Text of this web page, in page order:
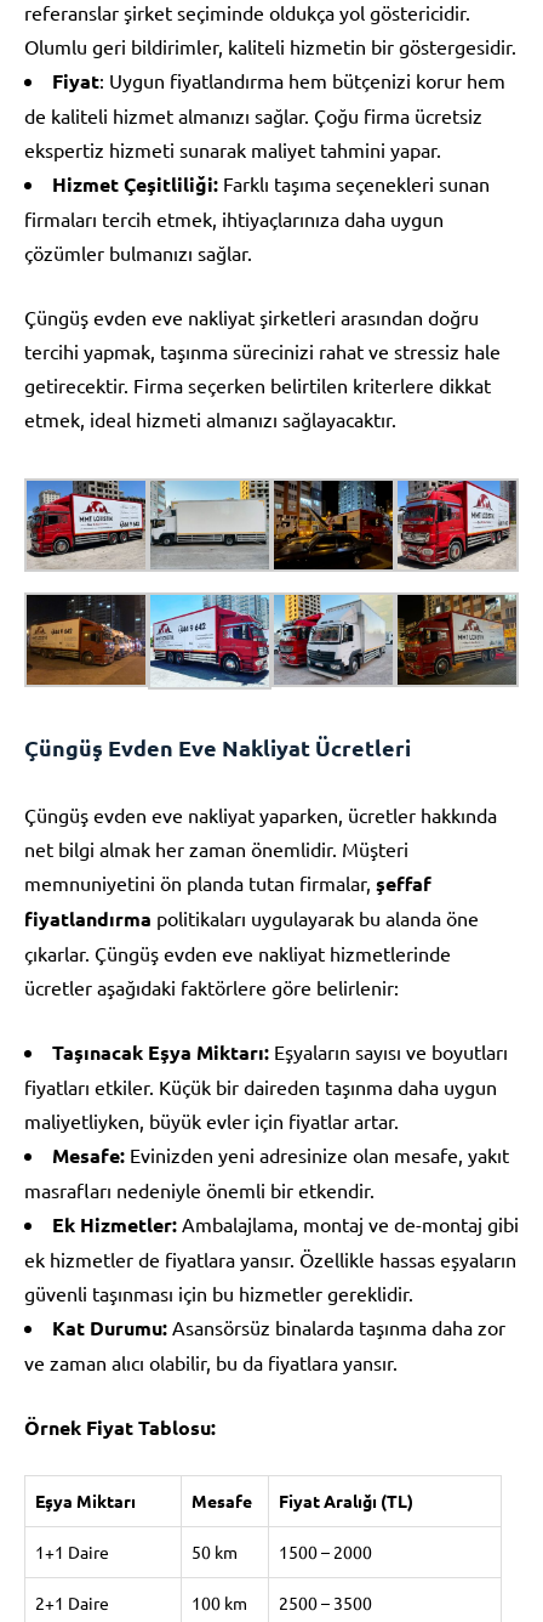
referanslar şirket seçiminde oldukça yol göstericidir.
Olumlu geri bildirimler, kaliteli hizmetin bir göstergesidir.
Fiyat: Uygun fiyatlandırma hem bütçenizi korur hem
de kaliteli hizmet almanızı sağlar. Çoğu firma ücretsiz
ekspertiz hizmeti sunarak maliyet tahmini yapar.
Hizmet Çeşitliliği: Farklı taşıma seçenekleri sunan
firmaları tercih etmek, ihtiyaçlarınıza daha uygun
çözümler bulmanızı sağlar.
Çüngüş evden eve nakliyat şirketleri arasından doğru
tercihi yapmak, taşınma sürecinizi rahat ve stressiz hale
getirecektir. Firma seçerken belirtilen kriterlere dikkat
etmek, ideal hizmeti almanızı sağlayacaktır.
Çüngüş Evden Eve Nakliyat Ücretleri
Çüngüş evden eve nakliyat yaparken, ücretler hakkında
net bilgi almak her zaman önemlidir. Müşteri
memnuniyetini ön planda tutan firmalar, şeffaf
fiyatlandırma politikaları uygulayarak bu alanda öne
çıkarlar. Çüngüş evden eve nakliyat hizmetlerinde
ücretler aşağıdaki faktörlere göre belirlenir:
Taşınacak Eşya Miktarı: Eşyaların sayısı ve boyutları
fiyatları etkiler. Küçük bir daireden taşınma daha uygun
maliyetliyken, büyük evler için fiyatlar artar.
Mesafe: Evinizden yeni adresinize olan mesafe, yakıt
masrafları nedeniyle önemli bir etkendir.
Ek Hizmetler: Ambalajlama, montaj ve de-montaj gibi
ek hizmetler de fiyatlara yansır. Özellikle hassas eşyaların
güvenli taşınması için bu hizmetler gereklidir.
Kat Durumu: Asansörsüz binalarda taşınma daha zor
ve zaman alıcı olabilir, bu da fiyatlara yansır.
Örnek Fiyat Tablosu:
Eşya Miktarı Mesafe Fiyat Aralığı (TL)
1+1 Daire 50 km 1500 – 2000
2+1 Daire 100 km 2500 – 3500